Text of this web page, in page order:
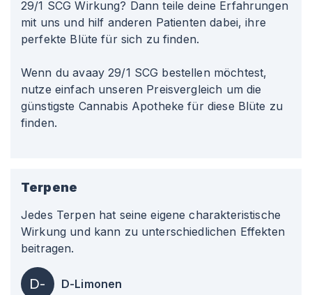
29/1 SCG Wirkung? Dann teile deine Erfahrungen
mit uns und hilf anderen Patienten dabei, ihre
perfekte Blüte für sich zu finden.
Wenn du avaay 29/1 SCG bestellen möchtest,
nutze einfach unseren Preisvergleich um die
günstigste Cannabis Apotheke für diese Blüte zu
finden.
Terpene
Jedes Terpen hat seine eigene charakteristische
Wirkung und kann zu unterschiedlichen Effekten
beitragen.
D- D-Limonen